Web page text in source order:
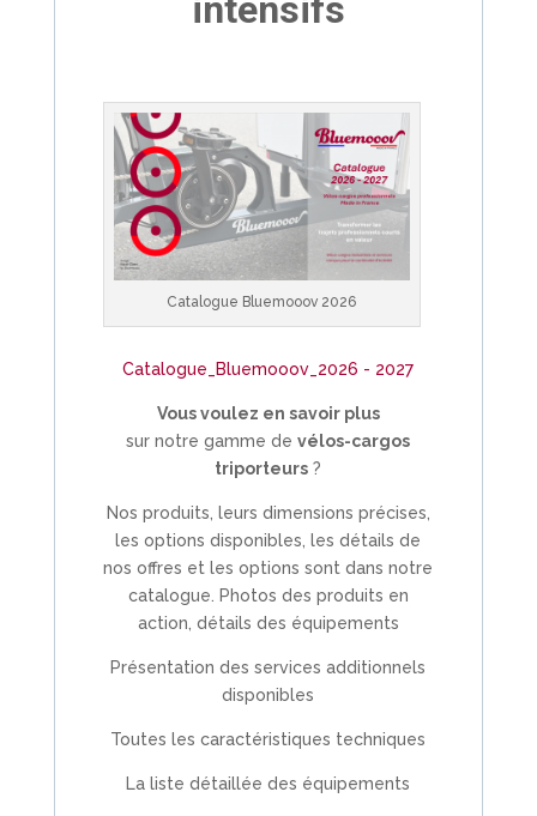
intensifs
Catalogue Bluemooov 2026
Catalogue_Bluemooov_2026 - 2027
Vous voulez en savoir plus
sur notre gamme devélos-cargos
triporteurs ?
Nos produits, leurs dimensions précises,
les options disponibles, les détails de
nos offres et les options sont dans notre
catalogue. Photos des produits en
action, détails des équipements
Présentation des services additionnels
disponibles
Toutes les caractéristiques techniques
La liste détaillée des équipements